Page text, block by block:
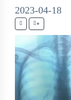
2023-04-18
+